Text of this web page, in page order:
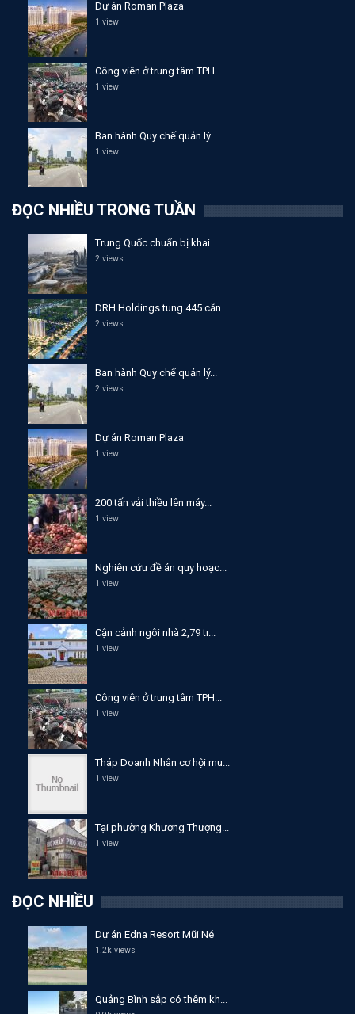
Dự án Roman Plaza
1 view
Công viên ở trung tâm TPH...
1 view
Ban hành Quy chế quản lý...
1 view
ĐỌC NHIỀU TRONG TUẦN
Trung Quốc chuẩn bị khai...
2 views
DRH Holdings tung 445 căn...
2 views
Ban hành Quy chế quản lý...
2 views
Dự án Roman Plaza
1 view
200 tấn vải thiều lên máy...
1 view
Nghiên cứu đề án quy hoạc...
1 view
Cận cảnh ngôi nhà 2,79 tr...
1 view
Công viên ở trung tâm TPH...
1 view
Tháp Doanh Nhân cơ hội mu...
1 view
Tại phường Khương Thượng...
1 view
ĐỌC NHIỀU
Dự án Edna Resort Mũi Né
1.2k views
Quảng Bình sắp có thêm kh...